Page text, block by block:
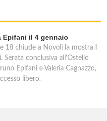
Epifani il 4 gennaio
18 chiude a Novoli la mostra I
Serata conclusiva all'Ostello
Epifani e Valeria Cagnazzo,
libero.
Romagnolo, la 38ª Sagra